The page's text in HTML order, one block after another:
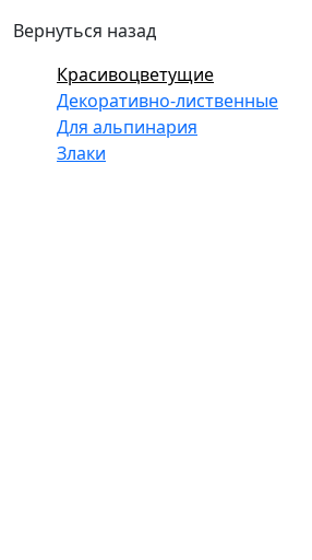
Вернуться назад
Красивоцветущие
Декоративно-лиственные
Для альпинария
Злаки